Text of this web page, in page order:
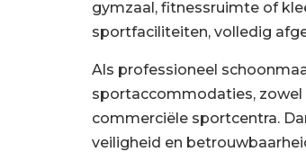
gymzaal, fitnessruimte of
sportfaciliteiten, volledig
Als professioneel
sportaccommodaties, zowel
commerciële sportcentra.
veiligheid en